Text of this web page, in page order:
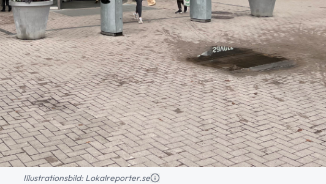
Illustrationsbild: Lokalreporter.se